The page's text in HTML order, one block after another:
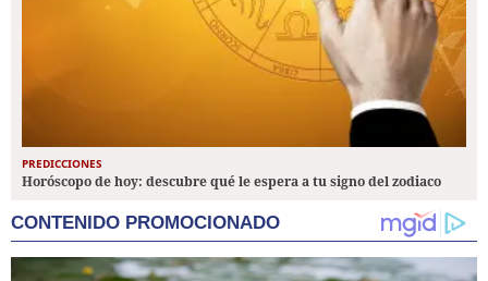
PREDICCIONES
Horóscopo de hoy: descubre qué le espera a tu signo del zodiaco
CONTENIDO PROMOCIONADO